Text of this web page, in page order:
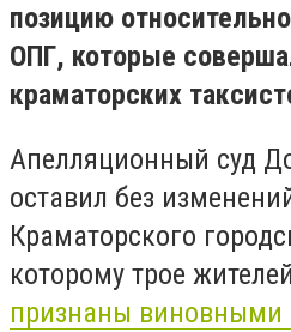
позицию
ОПГ, которые
краматорских
Апелляционный суд
оставил без
Краматорского
которому трое
признаны виновными